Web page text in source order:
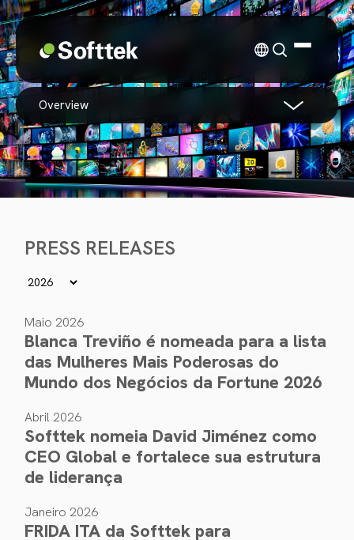
overview
PRESS RELEASES
Maio 2026
Blanca Treviño é nomeada para a lista
das Mulheres Mais Poderosas do
Mundo dos Negócios da Fortune 2026
Abril 2026
Softtek nomeia David Jiménez como
CEO Global e fortalece sua estrutura
de liderança
Janeiro 2026
FRIDA ITA da Softtek para